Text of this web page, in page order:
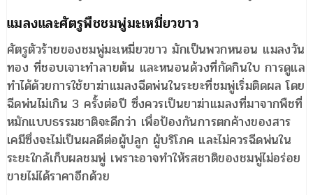
แมลงและศัตรูพืชชมพู่มะเหมี่ยวขาว
ศัตรูตัวร้ายของชมพู่มะเหมี่ยวขาว มักเป็นพวกหนอน แมลงวัน
ทอง ที่ชอบเจาะทำลายต้น และหนอนด้วงที่กัดกินใบ การดูแล
ทำได้ด้วยการใช้ยาฆ่าแมลงฉีดพ่นในระยะที่ชมพู่เริ่มติดผล โดย
ฉีดพ่นไม่เกิน 3 ครั้งต่อปี ซึ่งควรเป็นยาฆ่าแมลงที่มาจากพืชที่
หมักแบบธรรมชาติจะดีกว่า เพื่อป้องกันการตกค้างของสาร
เคมีซึ่งจะไม่เป็นผลดีต่อผู้ปลูก ผู้บริโภค และไม่ควรฉีดพ่นใน
ระยะใกล้เก็บผลชมพู่ เพราะอาจทำให้รสชาติของชมพู่ไม่อร่อย
ขายไม่ได้ราคาอีกด้วย